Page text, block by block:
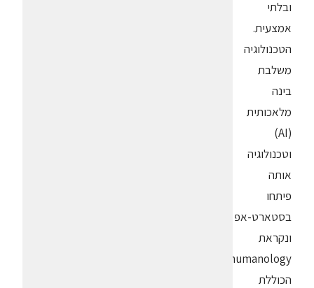
ובלתי
אמצעית.
הטכנולוגיה
משלבת
בינה
מלאכותית
(AI)
וטכנולוגיה
אותה
פיתחו
בסטארט-אפ
ונקראת
הכוללת